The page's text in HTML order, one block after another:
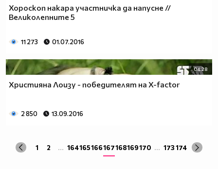
Хороскоп накара участничка да напусне //
Великолепните 5
11 273 01.07.2016
04:28
Християна Лоизу - победителят на X-factor
2 850 13.09.2016
1 2 ... 164165166167168169170 ... 173174